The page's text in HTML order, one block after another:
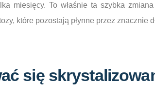
miesięcy. To właśnie ta szybka
które pozostają płynne przez znacznie
się